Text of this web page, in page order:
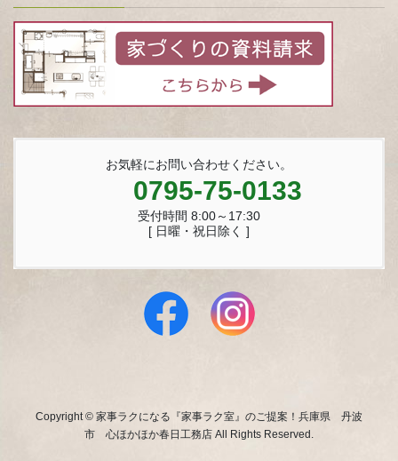
お気軽にお問い合わせください。
0795-75-0133
受付時間 8:00～17:30
[ 日曜・祝日除く ]
Copyright © 家事ラクになる『家事ラク室』のご提案！兵庫県 丹波
市 心ほかほか春日工務店 All Rights Reserved.